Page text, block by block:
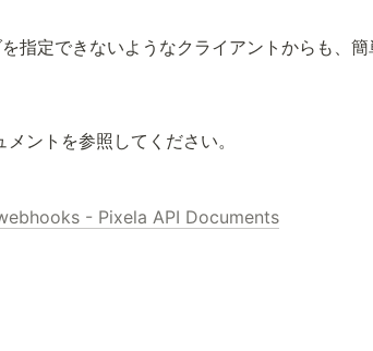
指定できないようなクライアントからも、
ントを参照してください。
- Pixela API Documents